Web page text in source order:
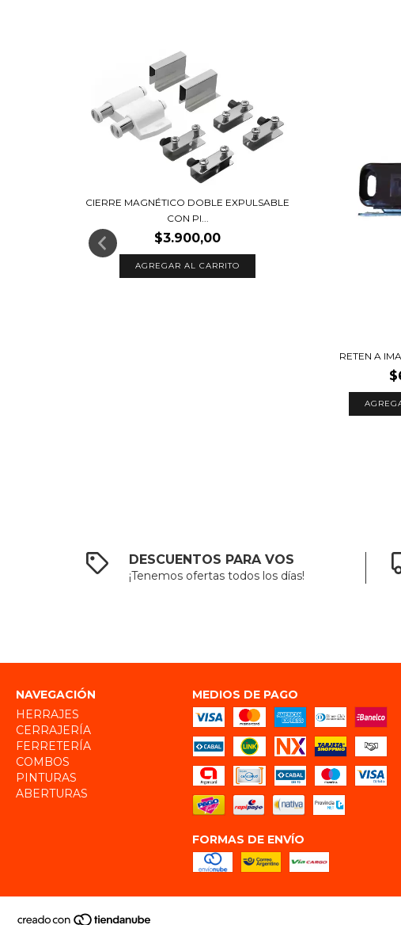
CIERRE MAGNÉTICO DOBLE EXPULSABLE
CON PI...
$3.900,00
RETEN A
DESCUENTOS PARA VOS
¡Tenemos ofertas todos los días!
NAVEGACIÓN
HERRAJES
CERRAJERÍA
FERRETERÍA
COMBOS
PINTURAS
ABERTURAS
MEDIOS DE PAGO
FORMAS DE ENVÍO